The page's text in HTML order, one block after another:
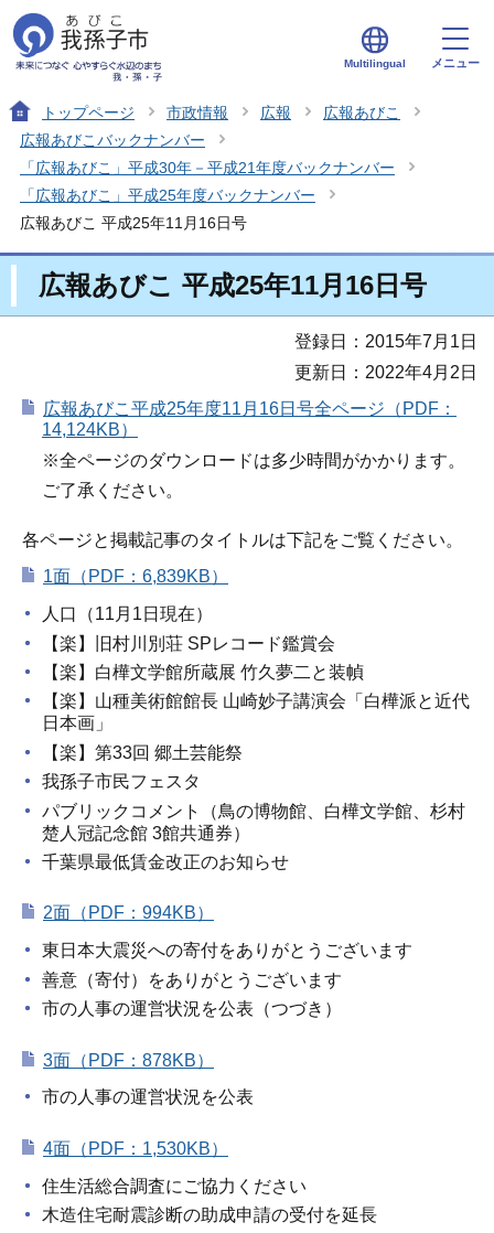
Multilingual メニュー
トップページ 市政情報 広報
広報あびこ
広報あびこバックナンバー
「広報あびこ」平成30年－平成21年度バックナンバー
「広報あびこ」平成25年度バックナンバー
広報あびこ 平成25年11月16日号
広報あびこ 平成25年11月16日号
登録日：2015年7月1日
更新日：2022年4月2日
広報あびこ平成25年度11月16日号全ページ（PDF：
14,124KB）
※全ページのダウンロードは多少時間がかかります。
ご了承ください。
各ページと掲載記事のタイトルは下記をご覧ください。
1面（PDF：6,839KB）
人口（11月1日現在）
【楽】旧村川別荘 SPレコード鑑賞会
【楽】白樺文学館所蔵展 竹久夢二と装幀
【楽】山種美術館館長 山崎妙子講演会「白樺派と近代
日本画」
【楽】第33回 郷土芸能祭
我孫子市民フェスタ
パブリックコメント（鳥の博物館、白樺文学館、杉村
楚人冠記念館 3館共通券）
千葉県最低賃金改正のお知らせ
2面（PDF：994KB）
東日本大震災への寄付をありがとうございます
善意（寄付）をありがとうございます
市の人事の運営状況を公表（つづき）
3面（PDF：878KB）
市の人事の運営状況を公表
4面（PDF：1,530KB）
住生活総合調査にご協力ください
木造住宅耐震診断の助成申請の受付を延長